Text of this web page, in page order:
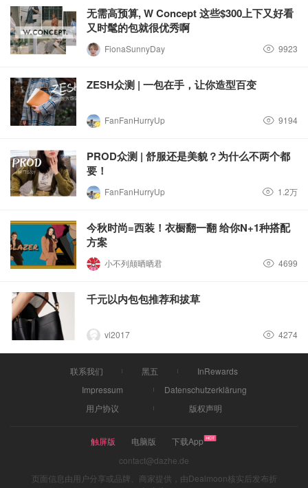
无需高预算, W Concept 这些$300上下又好看
又时髦的包就很优秀啊
FionaSunnyDay 9923
ZESH众测 | 一包在手，让你造型百变
FanFanHurryUp 9194
PROD众测 | 舒服还是美貌？为什么不两个都
要！
FanFanHurryUp 1.2万
今秋时尚=西装！衣橱翻一翻 给你N+1种搭配
方案
小不列颠晒晒君 4699
千元以内包包推荐和拔草
vl2017 4274
联系我们 黑五
InRewards
Impressum
Datenschutzerklärung
用户协议
版权声明
触屏版 电脑版
下载App
contact@dazhe.de
页面信息由用户分享或品牌、商家提供，由Dealmoon核实后发布折